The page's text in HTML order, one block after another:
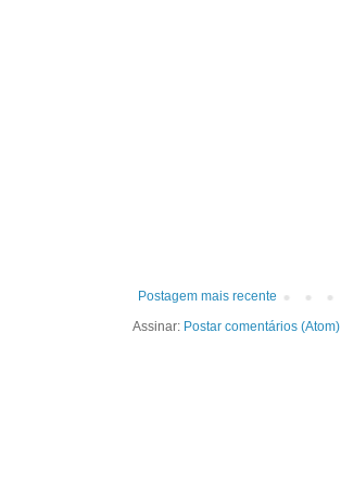
Postagem mais recente
Assinar: Postar comentários (Atom)